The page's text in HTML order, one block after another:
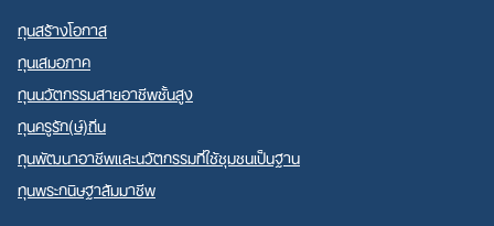
ทุนสร้างโอกาส
ทุนเสมอภาค
ทุนนวัตกรรมสายอาชีพชั้นสูง
ทุนครูรัก(ษ์)ถิ่น
ทุนพัฒนาอาชีพและนวัตกรรมที่ใช้ชุมชนเป็นฐาน
ทุนพระกนิษฐาสัมมาชีพ